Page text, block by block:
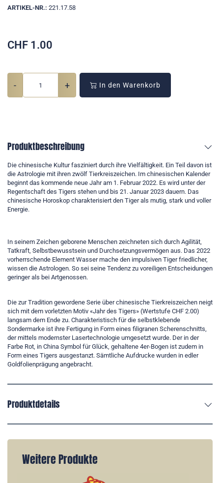
ARTIKEL-NR.: 221.17.58
CHF 1.00
- + In den Warenkorb
Produktbeschreibung
Die chinesische Kultur fasziniert durch ihre Vielfältigkeit. Ein Teil davon ist
die Astrologie mit ihren zwölf Tierkreiszeichen. Im chinesischen Kalender
beginnt das kommende neue Jahr am 1. Februar 2022. Es wird unter der
Regentschaft des Tigers stehen und bis 21. Januar 2023 dauern. Das
chinesische Horoskop charakterisiert den Tiger als mutig, stark und voller
Energie.
In seinem Zeichen geborene Menschen zeichneten sich durch Agilität,
Tatkraft, Selbstbewusstsein und Durchsetzungsvermögen aus. Das 2022
vorherrschende Element Wasser mache den impulsiven Tiger friedlicher,
wissen die Astrologen. So sei seine Tendenz zu voreiligen Entscheidungen
geringer als bei Artgenossen.
Die zur Tradition gewordene Serie über chinesische Tierkreiszeichen neigt
sich mit dem vorletzten Motiv «Jahr des Tigers» (Wertstufe CHF 2.00)
langsam dem Ende zu. Charakteristisch für die selbstklebende
Sondermarke ist ihre Fertigung in Form eines filigranen Scherenschnitts,
der mittels modernster Lasertechnologie umgesetzt wurde. Der in der
Farbe Rot, in China Symbol für Glück, gehaltene 4er-Bogen ist zudem in
Form eines Tigers ausgestanzt. Sämtliche Aufdrucke wurden in edler
Goldfolienprägung angebracht.
Produktdetails
Weitere Produkte